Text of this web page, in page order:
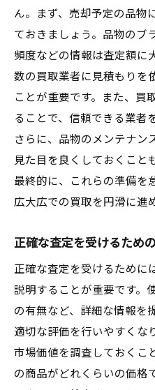
ん。まず、売却予定の品物
ておきましょう。品物のブ
頻度などの情報は査定額に
数の買取業者に見積もりを
ことが重要です。また、買
ることで、信頼できる業者
さらに、品物のメンテナン
見た目を良くしておくこと
最終的に、これらの準備を
広大広での買取を円滑に進
正確な査定を受けるため
正確な査定を受けるために
説明することが重要です。
の有無など、詳細な情報を
適切な評価を行いやすくな
市場価値を調査しておくこ
の商品がどれくらいの価格